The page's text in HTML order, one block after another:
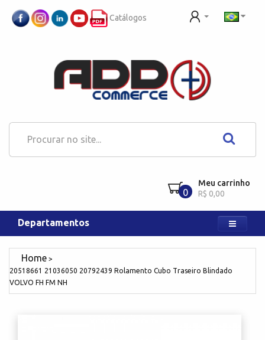
Catálogos
0
Meu carrinho
R$ 0,00
Departamentos
20518661 21036050 20792439 Rolamento Cubo Traseiro Blindado
VOLVO FH FM NH